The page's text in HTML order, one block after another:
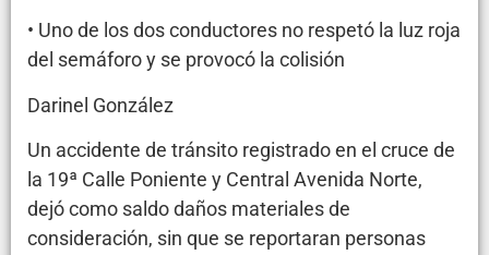
• Uno de los dos conductores no respetó la luz roja
del semáforo y se provocó la colisión
Darinel González
Un accidente de tránsito registrado en el cruce de
la 19ª Calle Poniente y Central Avenida Norte,
dejó como saldo daños materiales de
consideración, sin que se reportaran personas